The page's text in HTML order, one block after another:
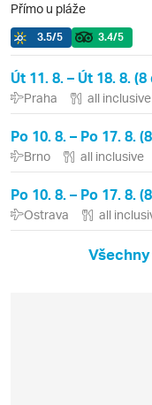
Přímo u pláže
3.5/5 3.4/5
Út 11. 8. – Út 18. 8. (8
Praha all inclusive
Po 10. 8. – Po 17. 8.
Brno all inclusive
Po 10. 8. – Po 17. 8.
Ostrava all